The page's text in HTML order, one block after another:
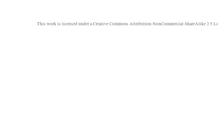
This work is licensed under aCreative Commons Attribution-NonCommercial-ShareAlike 2.5